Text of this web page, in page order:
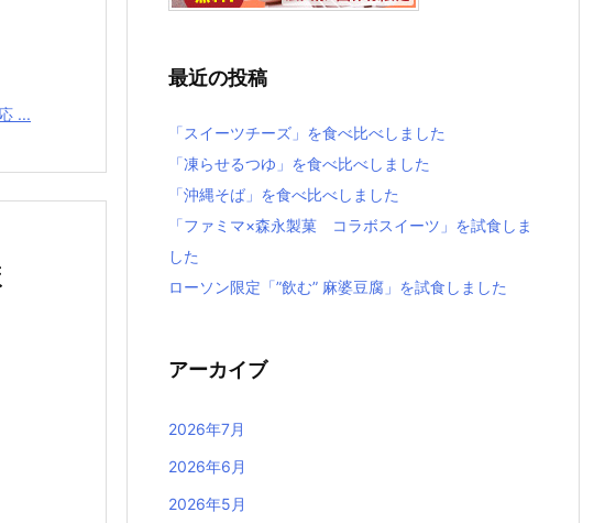
...
最近の投稿
「スイーツチーズ」を食べ比べしました
「凍らせるつゆ」を食べ比べしました
「沖縄そば」を食べ比べしました
「ファミマ×森永製菓 コラボスイーツ」を試食しま
した
ローソン限定「”飲む” 麻婆豆腐」を試食しました
アーカイブ
2026年7月
2026年6月
2026年5月